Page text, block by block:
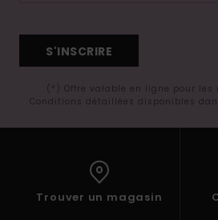
S'INSCRIRE
(*) Offre valable en ligne pour les
Conditions détaillées disponibles
Trouver un magasin